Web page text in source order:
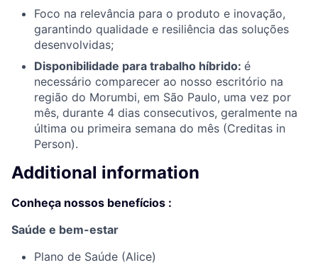
Foco na relevância para o produto e inovação,
garantindo qualidade e resiliência das soluções
desenvolvidas;
Disponibilidade para trabalho híbrido: é
necessário comparecer ao nosso escritório na
região do Morumbi, em São Paulo, uma vez por
mês, durante 4 dias consecutivos, geralmente na
última ou primeira semana do mês (Creditas in
Person).
Additional information
Conheça nossos benefícios :
Saúde e bem-estar
Plano de Saúde (Alice)